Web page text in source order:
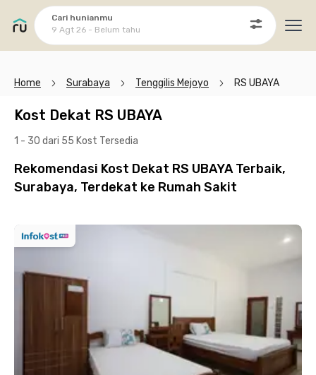
Cari hunianmu
9 Agt 26 - Belum tahu
Home Surabaya Tenggilis Mejoyo RS UBAYA
Kost Dekat RS UBAYA
1 - 30 dari 55 Kost Tersedia
Rekomendasi Kost Dekat RS UBAYA Terbaik,
Surabaya, Terdekat ke Rumah Sakit